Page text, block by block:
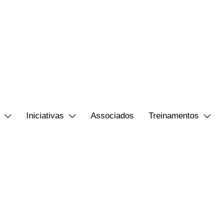
Iniciativas Associados Treinamentos